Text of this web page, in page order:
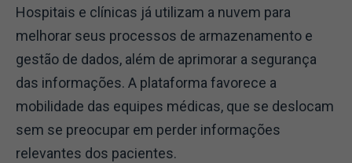
Hospitais e clínicas já utilizam a nuvem para
melhorar seus processos de armazenamento e
gestão de dados, além de aprimorar a segurança
das informações. A plataforma favorece a
mobilidade das equipes médicas, que se deslocam
sem se preocupar em perder informações
relevantes dos pacientes.